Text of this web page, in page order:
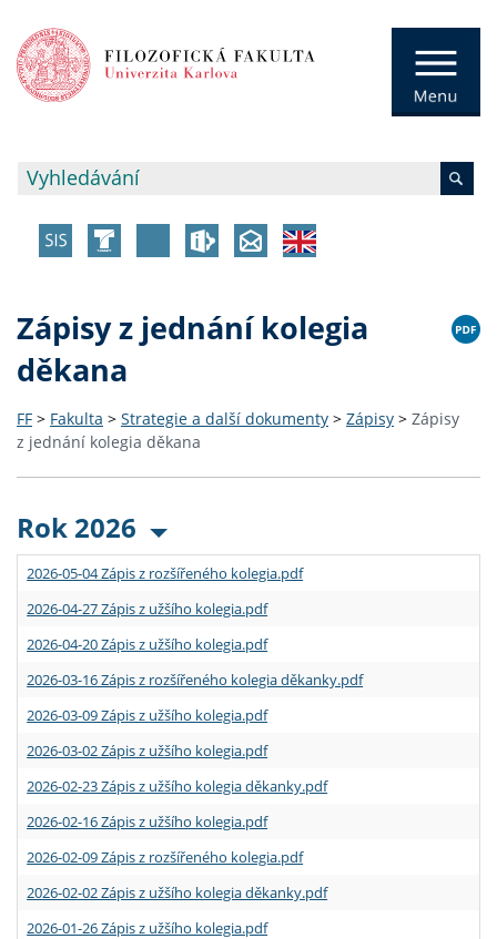
Zápisy z jednání kolegia
děkana
FF > Fakulta > Strategie a další dokumenty > Zápisy > Zápisy
z jednání kolegia děkana
Rok 2026
2026-05-04 Zápis z rozšířeného kolegia.pdf
2026-04-27 Zápis z užšího kolegia.pdf
2026-04-20 Zápis z užšího kolegia.pdf
2026-03-16 Zápis z rozšířeného kolegia děkanky.pdf
2026-03-09 Zápis z užšího kolegia.pdf
2026-03-02 Zápis z užšího kolegia.pdf
2026-02-23 Zápis z užšího kolegia děkanky.pdf
2026-02-16 Zápis z užšího kolegia.pdf
2026-02-09 Zápis z rozšířeného kolegia.pdf
2026-02-02 Zápis z užšího kolegia děkanky.pdf
2026-01-26 Zápis z užšího kolegia.pdf